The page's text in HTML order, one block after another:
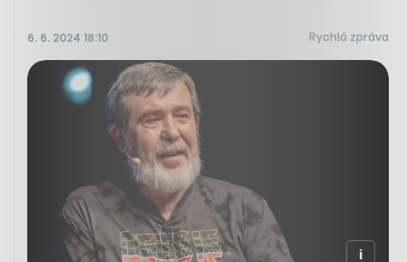
6. 6. 2024 18:10 Rychlá zpráva